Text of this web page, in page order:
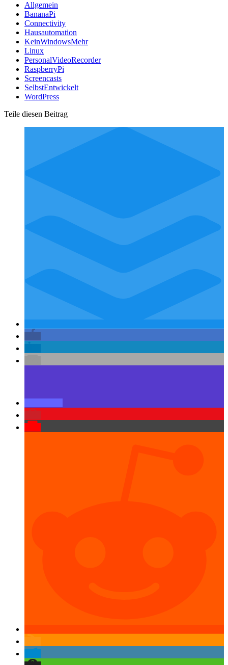
Allgemein
BananaPi
Connectivity
Hausautomation
KeinWindowsMehr
Linux
PersonalVideoRecorder
RaspberryPi
Screencasts
SelbstEntwickelt
WordPress
Teile diesen Beitrag